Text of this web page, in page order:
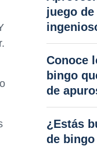
juego
Conoce
bingo
de
¿Estás
de